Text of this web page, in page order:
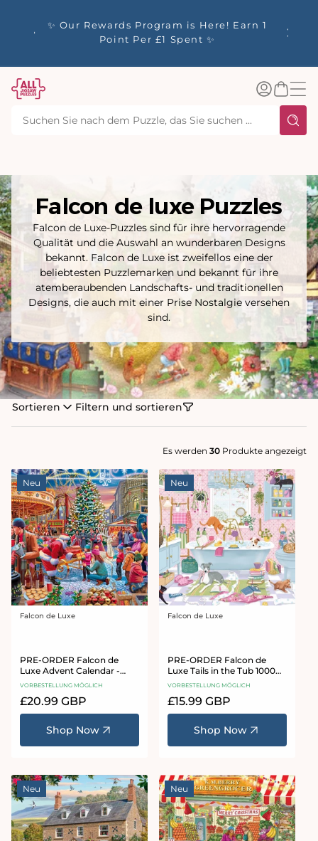
Kostenlose Lieferung für alle
Bestellungen innerhalb des Vereinigten
Einloggen
Warenkorb
Falcon de luxe Puzzles
Falcon de Luxe-Puzzles sind für ihre hervorragende
Qualität und die Auswahl an wunderbaren Designs
bekannt. Falcon de Luxe ist zweifellos eine der
beliebtesten Puzzlemarken und bekannt für ihre
atemberaubenden Landschafts- und traditionellen
Designs, die auch mit einer Prise Nostalgie versehen
sind.
Sortieren Filtern und sortieren
Es werden 30 Produkte angezeigt
Neu
Anbieter:
Falcon de Luxe
PRE-ORDER Falcon de
Luxe Advent Calendar -
Christmas Comes to Town
VORBESTELLUNG MÖGLICH
Normaler
Preis
£20.99 GBP
Shop Now
Neu
Anbieter:
Falcon de Luxe
PRE-ORDER Falcon de
Luxe Tails in the Tub 1000
Piece Jigsaw Puzzle
VORBESTELLUNG MÖGLICH
Normaler
Preis
£15.99 GBP
Shop Now
Neu Neu